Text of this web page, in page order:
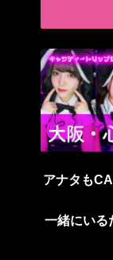
アナタも
一緒にいる